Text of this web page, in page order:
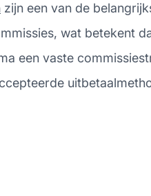
zijn een van de
wat betekent
een vaste